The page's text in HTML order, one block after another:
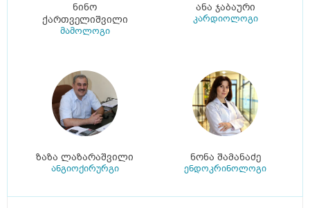
ნინო
ქართველიშვილი
მამოლოგი
ანა ჯაბაური
კარდიოლოგი
ზაზა ლაზარაშვილი
ანგიოქირურგი
ნონა შამანაძე
ენდოკრინოლოგი